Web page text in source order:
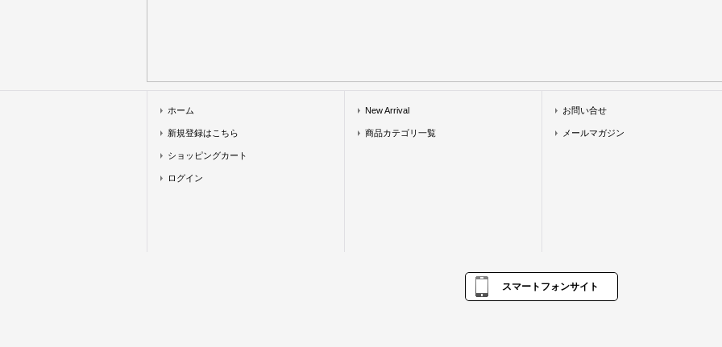
ホーム
新規登録はこちら
ショッピングカート
ログイン
New Arrival
商品カテゴリ一覧
お問い合せ
メールマガジン
スマートフォンサイト